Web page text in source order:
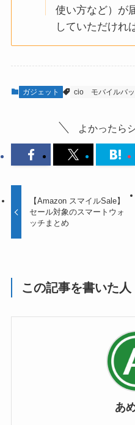
使い方など）が
していただけれ
ガジェット cio モバイルバ
よかったら
【Amazon スマイルSale】
セール対象のスマートウォ
ッチまとめ
この記事を書いた人
あ